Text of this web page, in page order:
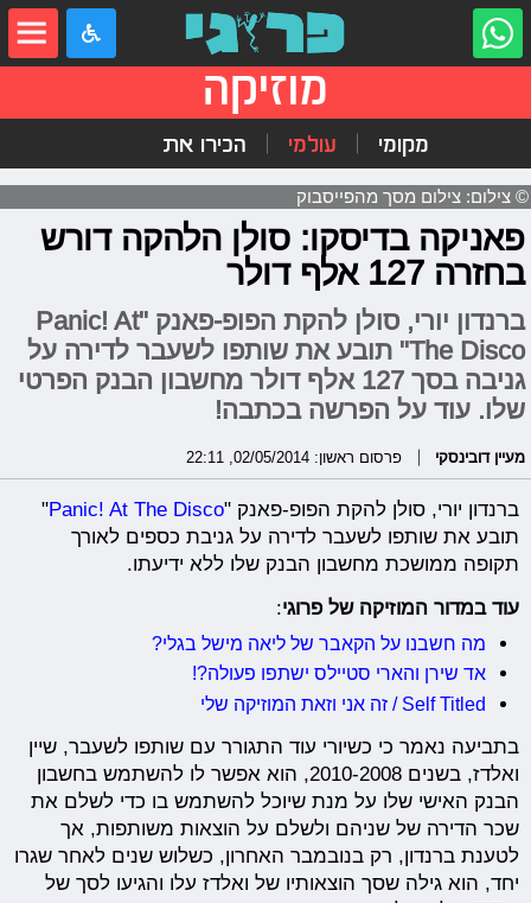
מוזיקה
מקומי עולמי הכירו את
© צילום: צילום מסך מהפייסבוק
פאניקה בדיסקו: סולן הלהקה דורש
בחזרה 127 אלף דולר
ברנדון יורי, סולן להקת הפופ-פאנק "Panic! At
The Disco" תובע את שותפו לשעבר לדירה על
גניבה בסך 127 אלף דולר מחשבון הבנק הפרטי
שלו. עוד על הפרשה בכתבה!
מעיין דובינסקי פרסום ראשון: 02/05/2014, 22:11
ברנדון יורי, סולן להקת הפופ-פאנק "Panic! At The Disco
"
תובע את שותפו לשעבר לדירה על גניבת כספים לאורך
תקופה ממושכת מחשבון הבנק שלו ללא ידיעתו.
עוד במדור המוזיקה של פרוגי:
מה חשבנו על הקאבר של ליאה מישל בגלי?
אד שירן והארי סטיילס ישתפו פעולה?!
Self Titled / זה אני וזאת המוזיקה שלי
בתביעה נאמר כי כשיורי עוד התגורר עם שותפו לשעבר, שיין
ואלדז, בשנים 2010-2008, הוא אפשר לו להשתמש בחשבון
הבנק האישי שלו על מנת שיוכל להשתמש בו כדי לשלם את
שכר הדירה של שניהם ולשלם על הוצאות משותפות, אך
לטענת ברנדון, רק בנובמבר האחרון, כשלוש שנים לאחר שגרו
יחד, הוא גילה שסך הוצאותיו של ואלדז עלו והגיעו לסך של